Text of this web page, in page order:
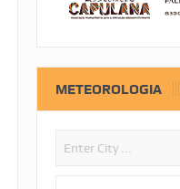
METEOROLOGIA